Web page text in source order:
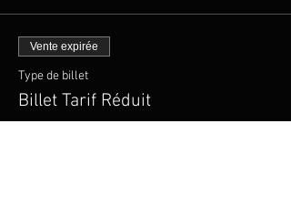
Vente expirée
Type de billet
Billet Tarif Réduit